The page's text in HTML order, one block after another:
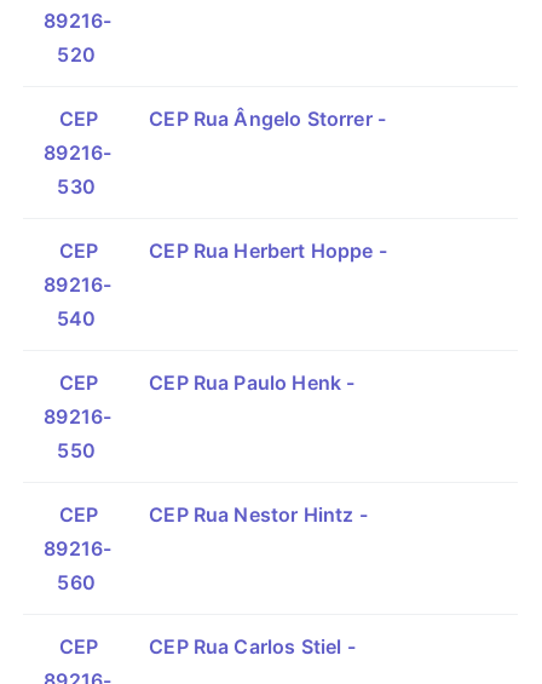
89216-
520
CEP
89216-
530
CEP Rua Ângelo Storrer -
CEP
89216-
540
CEP Rua Herbert Hoppe -
CEP
89216-
550
CEP Rua Paulo Henk -
CEP
89216-
560
CEP Rua Nestor Hintz -
CEP
CEP Rua Carlos Stiel -